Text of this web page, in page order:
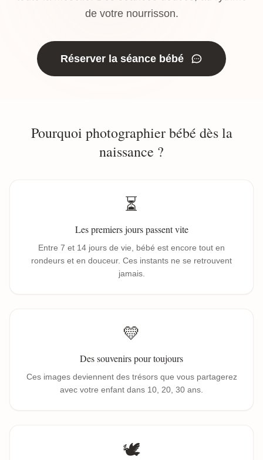
de votre nourrisson.
Réserver la séance bébé
Pourquoi photographier bébé dès la
naissance ?
⏳
Les premiers jours passent vite
Entre 7 et 14 jours de vie, bébé est encore tout en
rondeurs et en douceur. Ces instants ne se retrouvent
jamais.
💛
Des souvenirs pour toujours
Ces images deviennent des trésors que vous partagerez
avec votre enfant dans 10, 20, 30 ans.
🕊️